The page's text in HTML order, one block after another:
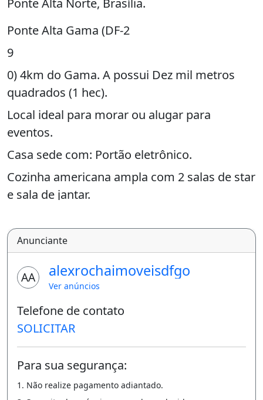
Ponte Alta Norte, Brasília.
Ponte Alta Gama (DF-2
9
0) 4km do Gama. A possui Dez mil metros
quadrados (1 hec).
Local ideal para morar ou alugar para
eventos.
Casa sede com: Portão eletrônico.
Cozinha americana ampla com 2 salas de star
e sala de jantar.
churrasqueira e forno de pizza. 6 Quartos 1
Suite Lavanderia Varandas e garagens
cobertas para 8 carros.
Despensa de mantimentos.
Salão de festas com 2 banheiros.
Cozinha industrial para atender o salão.
Casa do caseiro com 3 quartos, sala,
banheiro e cozinha.
Anunciante
AA alexrochaimoveisdfgo
Ver anúncios
Telefone de contato
SOLICITAR
Para sua segurança:
1. Não realize pagamento adiantado.